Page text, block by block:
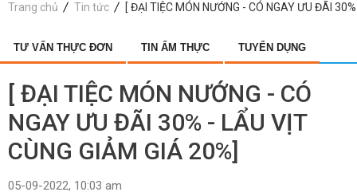
Trang chủ Tin tức [ ĐẠI TIỆC MÓN NƯỚNG - CÓ NGAY ƯU ĐÃI
TƯ VẤN THỰC ĐƠN TIN ẨM THỰC TUYỂN DỤNG
[ ĐẠI TIỆC MÓN NƯỚNG - CÓ
NGAY ƯU ĐÃI 30% - LẨU VỊT
CÙNG GIẢM GIÁ 20%]
05-09-2022, 10:03 am